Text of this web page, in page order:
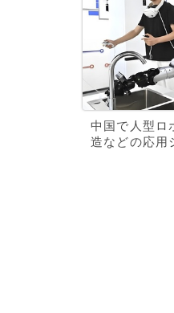
中国で人型ロ
造などの応用